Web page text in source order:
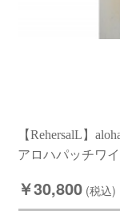
【RehersalL】
アロハパッチワ
￥30,800 (税込)